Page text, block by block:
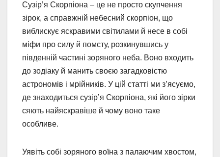
Сузір’я Скорпіона – це не просто скупчення
зірок, а справжній небесний скорпіон, що
виблискує яскравими світилами й несе в собі
міфи про силу й помсту, розкинувшись у
південній частині зоряного неба. Воно входить
до зодіаку й манить своєю загадковістю
астрономів і мрійників. У цій статті ми з’ясуємо,
де знаходиться сузір’я Скорпіона, які його зірки
сяють найяскравіше й чому воно таке
особливе.
Уявіть собі зоряного воїна з палаючим хвостом,